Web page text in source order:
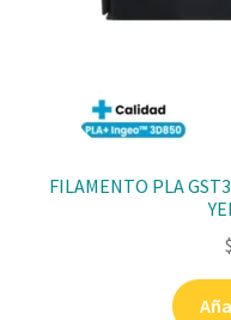
FILAMENTO PLA
$